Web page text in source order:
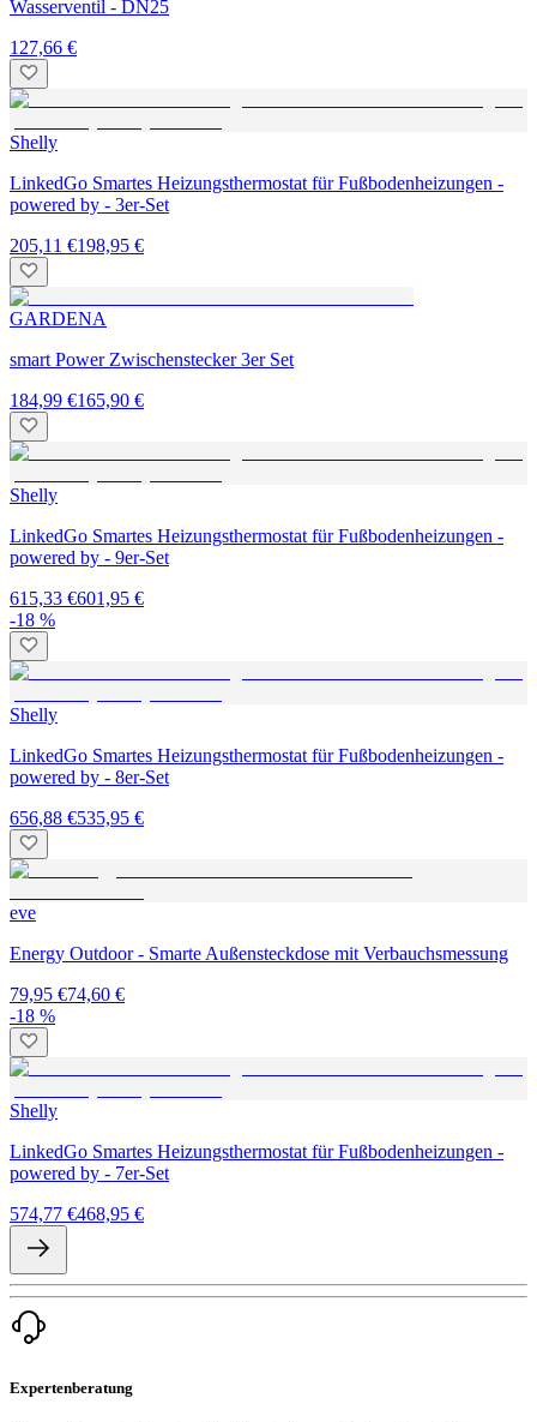
Wasserventil - DN25
127,66 €
Shelly
LinkedGo Smartes Heizungsthermostat für Fußbodenheizungen -
powered by - 3er-Set
205,11 €198,95 €
GARDENA
smart Power Zwischenstecker 3er Set
184,99 €165,90 €
Shelly
LinkedGo Smartes Heizungsthermostat für Fußbodenheizungen -
powered by - 9er-Set
615,33 €601,95 €
-18 %
Shelly
LinkedGo Smartes Heizungsthermostat für Fußbodenheizungen -
powered by - 8er-Set
656,88 €535,95 €
eve
Energy Outdoor - Smarte Außensteckdose mit Verbauchsmessung
79,95 €74,60 €
-18 %
Shelly
LinkedGo Smartes Heizungsthermostat für Fußbodenheizungen -
powered by - 7er-Set
574,77 €468,95 €
Expertenberatung